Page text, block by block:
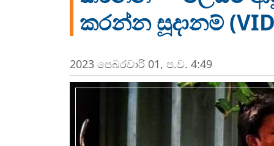
කරන්න සූදානම්
2023 පෙබරවාරි 01, ප.ව. 4:49